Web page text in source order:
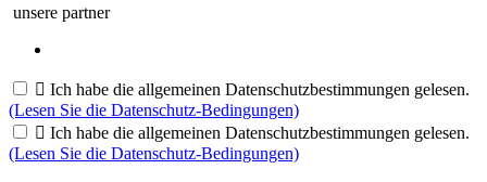
unsere partner
 Ich habe die allgemeinen Datenschutzbestimmungen gelesen.
(Lesen Sie die Datenschutz-Bedingungen)
 Ich habe die allgemeinen Datenschutzbestimmungen gelesen.
(Lesen Sie die Datenschutz-Bedingungen)